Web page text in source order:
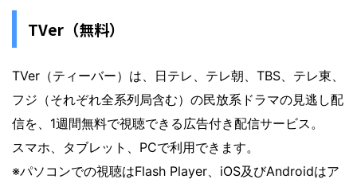
TVer（無料）
TVer（ティーバー）は、日テレ、テレ朝、TBS、テレ東、
フジ（それぞれ全系列局含む）の民放系ドラマの見逃し配
信を、1週間無料で視聴できる広告付き配信サービス。
スマホ、タブレット、PCで利用できます。
※パソコンでの視聴はFlash Player、iOS及びAndroidはア